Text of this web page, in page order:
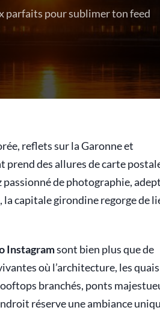
parfaits pour sublimer ton feed
reflets sur la Garonne et
prend des allures de carte
de photographie,
capitale girondine regorge de
Instagramsont bien plus que de
où l’architecture, les
branchés, ponts
réserve une ambiance